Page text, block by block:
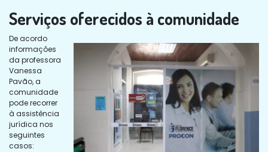
Serviços oferecidos à comunidade
De acordo
informações
da professora
Vanessa
Pavão, a
comunidade
pode recorrer
à assistência
jurídica nos
seguintes
casos: